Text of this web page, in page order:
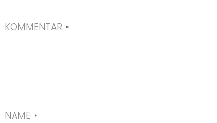
KOMMENTAR *
NAME *